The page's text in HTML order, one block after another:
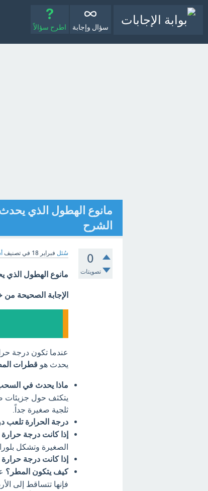
سؤال وإجابة اطرح سؤالاً
مانوع الهطول الذي
الشرح
0
تصويتات
سُئل فبراير 18 في تصنيف
مانوع الهطول الذي
الإجابة الصحيحة من
يحدث هو قطرات
ماذا يحدث في
يتكثف حول جزيئات
ثلجية صغيرة جداً.
درجة الحرارة تلعب
إذا كانت درجة
الصغيرة وتشكل
إذا كانت درجة
كيف يتكون المطر؟
فإنها تتساقط إلى